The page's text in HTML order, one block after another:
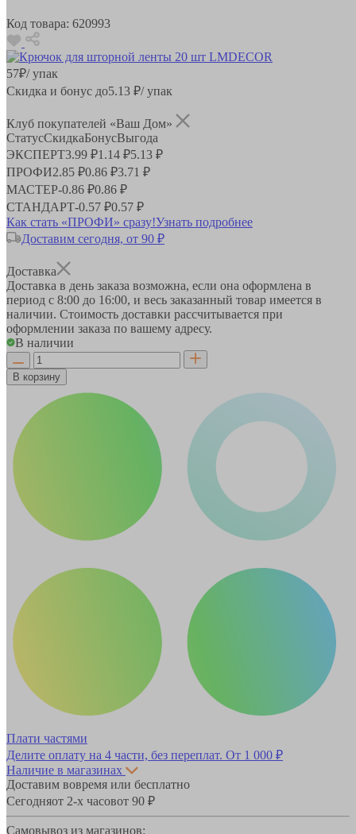
Код товара: 620993
57₽/ упак
Скидка и бонус до5.13 ₽/ упак
Клуб покупателей «Ваш Дом»
СтатусСкидкаБонусВыгода
ЭКСПЕРТ3.99 ₽1.14 ₽5.13 ₽
ПРОФИ2.85 ₽0.86 ₽3.71 ₽
МАСТЕР-0.86 ₽0.86 ₽
СТАНДАРТ-0.57 ₽0.57 ₽
Как стать «ПРОФИ» сразу!Узнать подробнее
Доставим сегодня, от 90 ₽
Доставка
Доставка в день заказа возможна, если она оформлена в
период с 8:00 до 16:00, и весь заказанный товар имеется в
наличии. Стоимость доставки рассчитывается при
оформлении заказа по вашему адресу.
В наличии
В корзину
Плати частями
Делите оплату на 4 части, без переплат. От 1 000 ₽
Наличие в магазинах
Доставим вовремя или бесплатно
Сегодняот 2-х часовот 90 ₽
Самовывоз из магазинов: